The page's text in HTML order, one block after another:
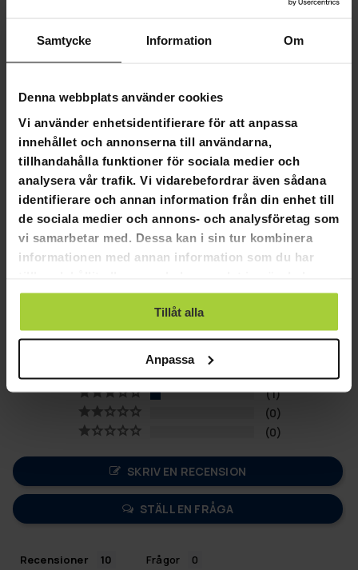
Samtycke Information Om
Denna webbplats använder cookies
Vi använder enhetsidentifierare för att anpassa
innehållet och annonserna till användarna,
tillhandahålla funktioner för sociala medier och
analysera vår trafik. Vi vidarebefordrar även sådana
identifierare och annan information från din enhet till
de sociala medier och annons- och analysföretag som
vi samarbetar med. Dessa kan i sin tur kombinera
informationen med annan information som du har
använt deras tjänster.
Tillåt alla
Anpassa
Rekommenderad användarlängd: 150-190 cm
Längd: 1005 mm
En vattenflaska medföljer
Paketets mått och vikt:
Längd: 1010 mm
Bredd: 820 mm
Höjd: 245 mm
Vikt: 33,5 kg
Baserat på 10 recensioner
0
1
0
0
SKRIV EN RECENSION
STÄLL EN FRÅGA
Recensioner Frågor